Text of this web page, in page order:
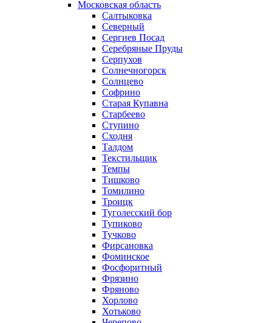
Московская область
Салтыковка
Северный
Сергиев Посад
Серебряные Пруды
Серпухов
Солнечногорск
Солнцево
Софрино
Старая Купавна
Старбеево
Ступино
Сходня
Талдом
Текстильщик
Темпы
Тишково
Томилино
Троицк
Туголесский бор
Тупиково
Тучково
Фирсановка
Фоминское
Фосфоритный
Фрязино
Фряново
Хорлово
Хотьково